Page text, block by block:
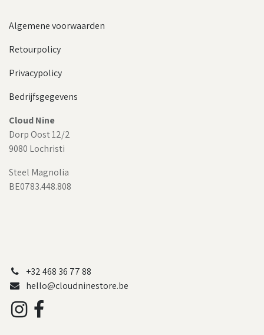
Algemene voorwaarden
Retourpolicy
Privacypolicy
Bedrijfsgegevens
Cloud Nine
Dorp Oost 12/2
9080 Lochristi
Steel Magnolia
BE0783.448.808
+32 468 36 77 88
hello@cloudninestore.be